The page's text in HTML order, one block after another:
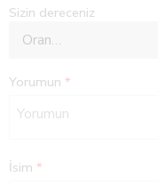
Sizin dereceniz
Yorumun *
İsim *